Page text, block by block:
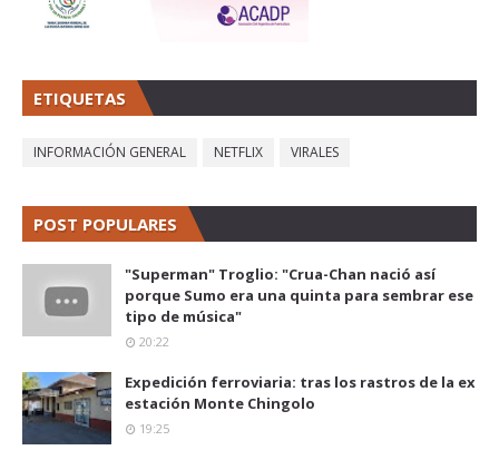
ETIQUETAS
INFORMACIÓN GENERAL NETFLIX VIRALES
POST POPULARES
"Superman" Troglio: "Crua-Chan nació así
porque Sumo era una quinta para sembrar ese
tipo de música"
20:22
Expedición ferroviaria: tras los rastros de la ex
estación Monte Chingolo
19:25